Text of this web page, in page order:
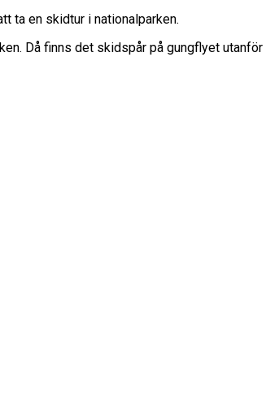
ta en skidtur i nationalparken.
Då finns det skidspår på gungflyet